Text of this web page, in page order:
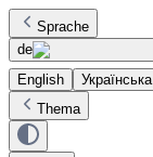
Sprache
de
English
Українська
Thema